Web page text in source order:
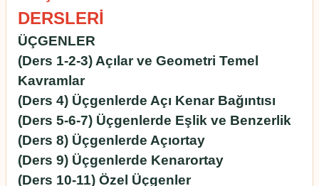
DERSLERİ
ÜÇGENLER
(Ders 1-2-3) Açılar ve Geometri Temel
Kavramlar
(Ders 4) Üçgenlerde Açı Kenar Bağıntısı
(Ders 5-6-7) Üçgenlerde Eşlik ve Benzerlik
(Ders 8) Üçgenlerde Açıortay
(Ders 9) Üçgenlerde Kenarortay
(Ders 10-11) Özel Üçgenler